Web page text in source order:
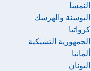
النمسا
البوسنة والهرسك
كرواتيا
الجمهورية التشيكية
ألمانيا
اليونان